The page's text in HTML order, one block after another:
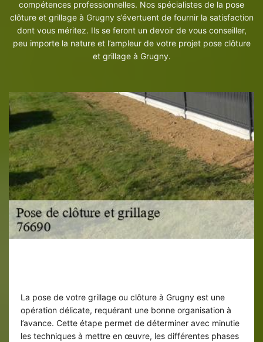
compétences professionnelles. Nos spécialistes de la pose
clôture et grillage à Grugny s’évertuent de fournir la satisfaction
dont vous méritez. Ils se feront un devoir de vous conseiller,
peu importe la nature et l’ampleur de votre projet pose clôture
et grillage à Grugny.
La pose de votre grillage ou clôture à Grugny est une
opération délicate, requérant une bonne organisation à
l’avance. Cette étape permet de déterminer avec minutie
les techniques à mettre en œuvre, les différentes phases